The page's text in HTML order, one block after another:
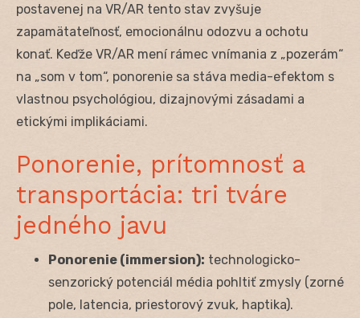
postavenej na VR/AR tento stav zvyšuje
zapamätateľnosť, emocionálnu odozvu a ochotu
konať. Keďže VR/AR mení rámec vnímania z „pozerám“
na „som v tom“, ponorenie sa stáva media-efektom s
vlastnou psychológiou, dizajnovými zásadami a
etickými implikáciami.
Ponorenie, prítomnosť a
transportácia: tri tváre
jedného javu
Ponorenie (immersion): technologicko-
senzorický potenciál média pohltiť zmysly (zorné
pole, latencia, priestorový zvuk, haptika).